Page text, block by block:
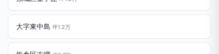
大字東中島 坪1.2万